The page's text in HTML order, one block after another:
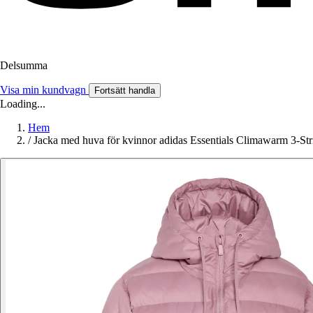
Delsumma
Visa min kundvagn Fortsätt handla
Loading...
Hem
/ Jacka med huva för kvinnor adidas Essentials Climawarm 3-